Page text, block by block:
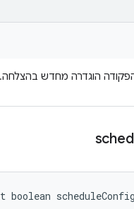
הוגדרה מחדש בהצלחה.
boolean